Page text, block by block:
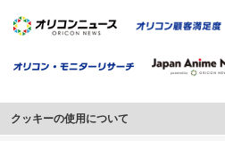
クッキーの使用について